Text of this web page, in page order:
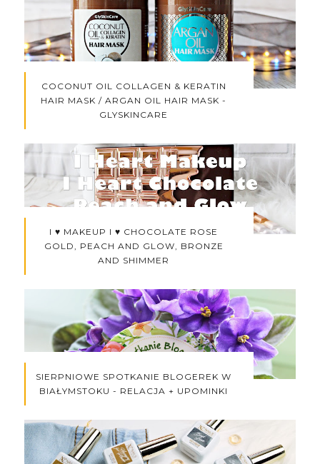
COCONUT OIL COLLAGEN & KERATIN
HAIR MASK / ARGAN OIL HAIR MASK -
GLYSKINCARE
I ♥ MAKEUP I ♥ CHOCOLATE ROSE
GOLD, PEACH AND GLOW, BRONZE
AND SHIMMER
SIERPNIOWE SPOTKANIE BLOGEREK W
BIAŁYMSTOKU - RELACJA + UPOMINKI